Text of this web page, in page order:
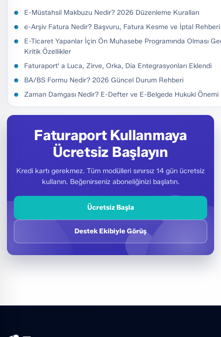
E-Müstahsil Makbuzu Nedir? 2026 Düzenleme Kuralları
e-Arşiv Fatura Nedir? Başvuru, Fatura Kesme ve İptal
E-Ticaret Yapanlar İçin Ön Muhasebe Programında Olması
Kritik Özellikler
Faturaport' a Luca, Zirve, Orka, Dia Entegrasyonları Eklendi
BA/BS Formu Nedir? 2026 Güncel Durum Rehberi
Zaman Damgası Nedir? E-Defter ve E-Belgede Hukuki
Faturaport Kullanmaya
Ücretsiz Başlayın
Kredi kartı gerekmez. Tüm modülleri sınırsız 14 gün ücretsiz
kullanın. Beğenirseniz aboneliğinizi başlatın.
Ücretsiz Başla
Destek Ekibiyle Görüş